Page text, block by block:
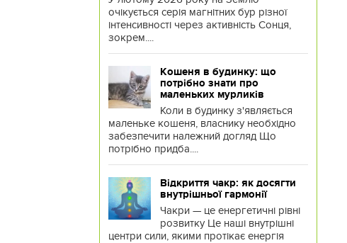
очікується серія магнітних бур різної
інтенсивності через активність Сонця,
зокрем....
Кошеня в будинку: що
потрібно знати про
маленьких мурликів
Коли в будинку з'являється
маленьке кошеня, власнику необхідно
забезпечити належний догляд Що
потрібно придба....
Відкриття чакр: як досягти
внутрішньої гармонії
Чакри — це енергетичні рівні
розвитку Це наші внутрішні
центри сили, якими протікає енергія